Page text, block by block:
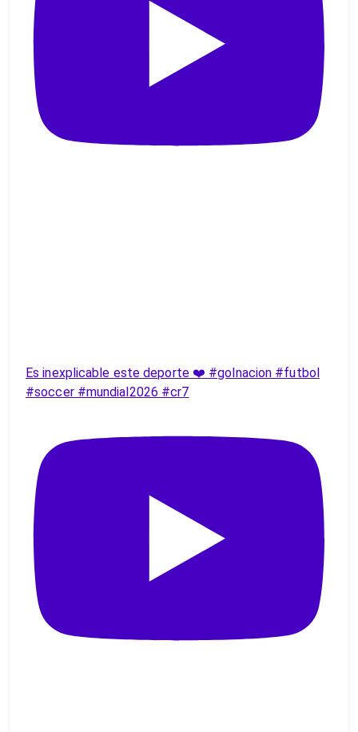
Es inexplicable este deporte ❤️ #golnacion #futbol
#soccer #mundial2026 #cr7